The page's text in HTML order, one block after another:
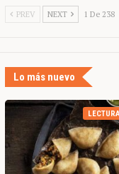
PREV NEXT 1 De 238
Lo más nuevo